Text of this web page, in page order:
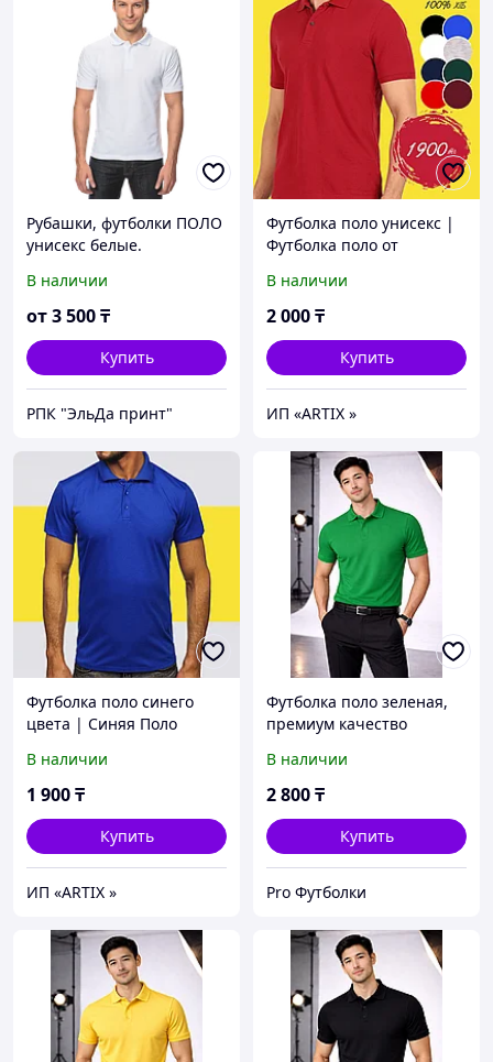
Рубашки, футболки ПОЛО
унисекс белые.
В наличии
от3 500₸
Купить
РПК "ЭльДа принт"
Футболка поло унисекс |
Футболка поло от
В наличии
2 000₸
Купить
ИП «ARTIX »
Футболка поло синего
цвета | Синяя Поло
В наличии
1 900₸
Купить
ИП «ARTIX »
Футболка поло зеленая,
премиум качество
В наличии
2 800₸
Купить
Pro Футболки